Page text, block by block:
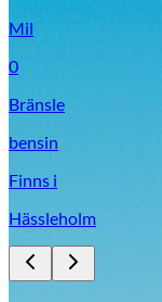
Mil
0
Bränsle
bensin
Finns i
Hässleholm